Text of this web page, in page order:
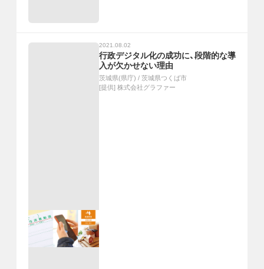
2021.08.02
行政デジタル化の成功に、段階的な導
入が欠かせない理由
茨城県(県庁) / 茨城県つくば市
[提供] 株式会社グラファー